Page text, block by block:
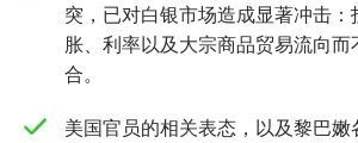
突，已对白银市场造成显著冲击：
胀、利率以及大宗商品贸易流向而
合。
美国官员的相关表态，以及黎巴嫩